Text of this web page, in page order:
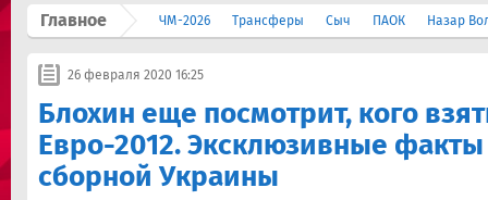
Главное ЧМ-2026 Трансферы Сыч ПАОК Назар
26 февраля 2020 16:25
Блохин еще посмотрит, кого
Евро-2012. Эксклюзивные
сборной Украины